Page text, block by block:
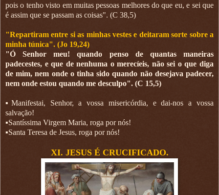
pois o tenho visto em muitas pessoas melhores do que eu, e sei que
é assim que se passam as coisas". (C 38,5)
"Repartiram entre si as minhas vestes e deitaram sorte sobre a
minha túnica". (Jo 19,24)
"Ó Senhor meu! quando penso de quantas maneiras
padecestes, e que de nenhuma o merecíeis, não sei o que diga
de mim, nem onde o tinha sido quando não desejava padecer,
nem onde estou quando me desculpo". (C 15,5)
▪︎Manifestai, Senhor, a vossa misericórdia, e dai-nos a vossa
salvação!
▪︎Santíssima Virgem Maria, roga por nós!
▪︎Santa Teresa de Jesus, roga por nós!
XI. JESUS É CRUCIFICADO.